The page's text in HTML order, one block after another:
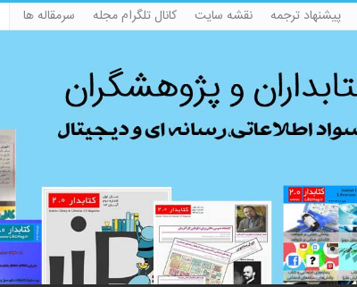
پیشنهاد ترجمه نقشه سایت کانال تلگرام مجله سرمقاله ها